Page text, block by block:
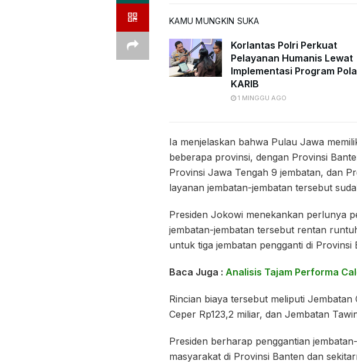
KAMU MUNGKIN SUKA
Korlantas Polri Perkuat
Pelayanan Humanis Lewat
Implementasi Program
KARIB
1 MINGGU AGO
Ia menjelaskan bahwa Pulau Jawa
beberapa provinsi, dengan Provinsi
Provinsi Jawa Tengah 9 jembatan, dan
layanan jembatan-jembatan tersebut
Presiden Jokowi menekankan perlunya
jembatan-jembatan tersebut rentan
untuk tiga jembatan pengganti di Provinsi
Baca Juga : Analisis Tajam Performa
Rincian biaya tersebut meliputi
Ceper Rp123,2 miliar, dan Jembatan
Presiden berharap penggantian
masyarakat di Provinsi Banten dan